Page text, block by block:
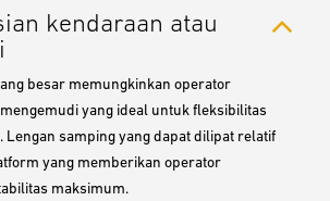
kendaraan atau
besar memungkinkan operator
yang ideal untuk fleksibilitas
Lengan samping yang dapat dilipat relatif
yang memberikan operator
maksimum.